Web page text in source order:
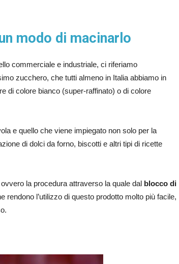
modo di macinarlo
commerciale e industriale, ci riferiamo
zucchero, che tutti almeno in Italia abbiamo in
di colore bianco (super-raffinato) o di colore
e quello che viene impiegato non solo per la
di dolci da forno, biscotti e altri tipi di ricette
la procedura attraverso la quale dal blocco di
rendono l’utilizzo di questo prodotto molto più facile,